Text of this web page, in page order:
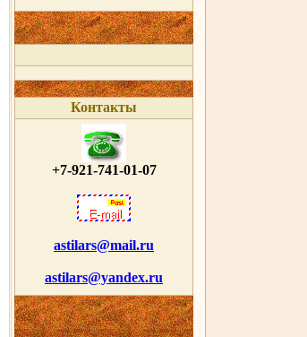
Контакты
+7-921-741-01-07
astilars@mail.ru
astilars@yandex.ru